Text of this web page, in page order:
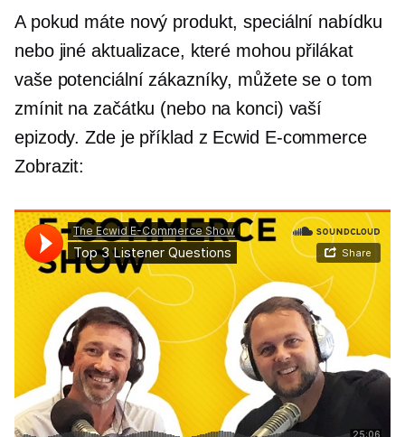
A pokud máte nový produkt, speciální nabídku
nebo jiné aktualizace, které mohou přilákat
vaše potenciální zákazníky, můžete se o tom
zmínit na začátku (nebo na konci) vaší
epizody. Zde je příklad z Ecwid E-commerce
Zobrazit: